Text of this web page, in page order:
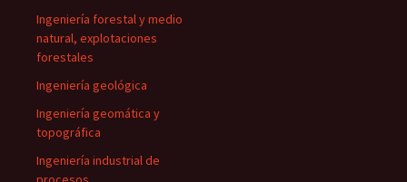
Ingeniería forestal y medio
natural, explotaciones
forestales
Ingeniería geológica
Ingeniería geomática y
topográfica
Ingeniería industrial de